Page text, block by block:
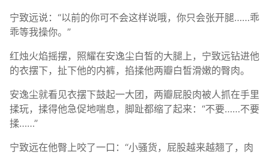
宁致远说：“以前的你可不会这样说哦，你只会张开腿……乖
乖等我操你。”
红烛火焰摇摆，照耀在安逸尘白皙的大腿上，宁致远钻进他
的衣摆下，扯下他的内裤，掐揉他两瓣白皙滑嫩的臀肉。
安逸尘就看见衣摆下鼓起一大团，两瓣屁股肉被人抓在手里
揉玩，揉得他急促地喘息，脚趾都缩了起来：“不要……不要
揉……”
宁致远在他臀上咬了一口：“小骚货，屁股越来越翘了，肉